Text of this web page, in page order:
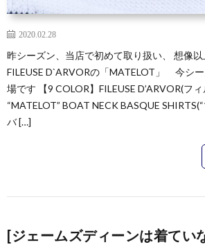
2020.02.28
昨シーズン、当店で初めて取り扱い、 想像
FILEUSE D`ARVORの「MATELOT」 今シ
場です 【9 COLOR】FILEUSE D’ARVOR(フ
“MATELOT” BOAT NECK BASQUE
バ […]
[ジェームズディーンは着てい